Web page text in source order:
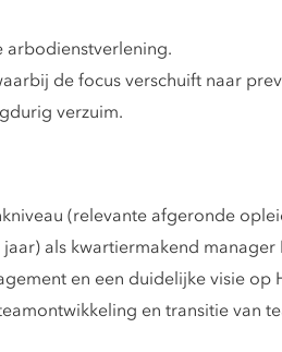
arbodienstverlening.
de focus verschuift naar
verzuim.
(relevante afgeronde
als kwartiermakend
en een duidelijke visie op
en transitie van